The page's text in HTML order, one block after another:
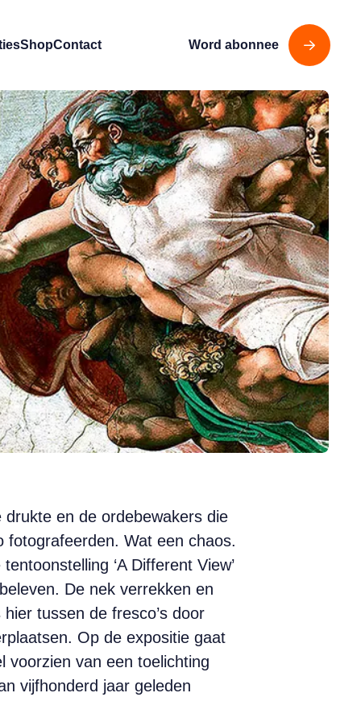
ShopContact Word abonnee
en de ordebewakers die
fotografeerden. Wat een chaos.
‘A Different View’
De nek verrekken en
tussen de fresco’s door
Op de expositie gaat
voorzien van een toelichting
vijfhonderd jaar geleden